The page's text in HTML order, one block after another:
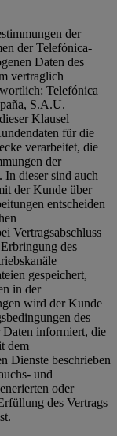
der
der Telefónica-
Daten des
vertraglich
Telefónica
S.A.U.
Klausel
für die
verarbeitet, die
der
In dieser sind auch
der Kunde über
entscheiden
Vertragsabschluss
des
gespeichert,
in der
wird der Kunde
des
Daten informiert, die
dem
Dienste beschrieben
und
oder
des Vertrags